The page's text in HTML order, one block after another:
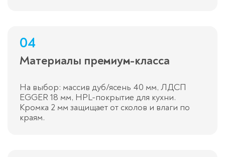
04
Материалы премиум-класса
На выбор: массив дуб/ясень 40 мм, ЛДСП
EGGER 18 мм, HPL-покрытие для кухни.
Кромка 2 мм защищает от сколов и влаги по
краям.